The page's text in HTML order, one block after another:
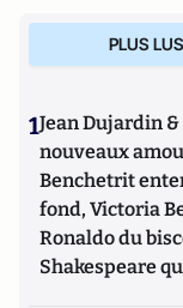
PLUS LUS
1Jean Dujardin
nouveaux
Benchetrit
fond, Victoria
Ronaldo du
Shakespeare